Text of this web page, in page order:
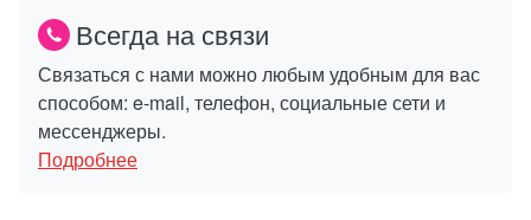
Всегда на связи
Связаться с нами можно любым удобным для вас
способом: e-mail, телефон, социальные сети и
мессенджеры.
Подробнее